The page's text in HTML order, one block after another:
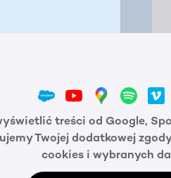
treści od Google,
Twojej dodatkowej
cookies i wybranych